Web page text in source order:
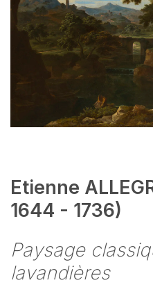
Etienne
1644 - 1736)
Paysage
lavandières